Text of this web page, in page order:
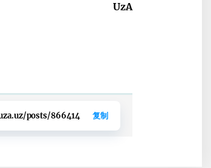
UzA
posts/866414 复制